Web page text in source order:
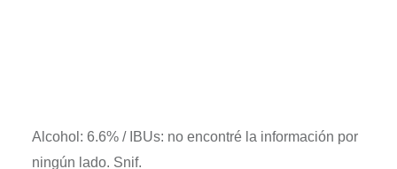
Alcohol: 6.6% / IBUs: no encontré la información por
ningún lado. Snif.